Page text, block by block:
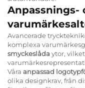
Anpassnings-
Avancerade
komplexa
smyckeslåda ytor,
Våra anpassad
olika designkrav, från